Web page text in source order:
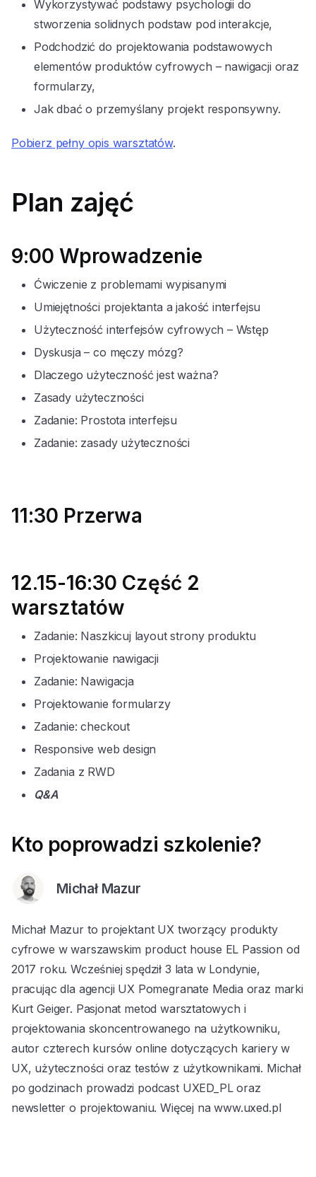
Wykorzystywać podstawy psychologii do
stworzenia solidnych podstaw pod interakcje,
Podchodzić do projektowania podstawowych
elementów produktów cyfrowych – nawigacji oraz
formularzy,
Jak dbać o przemyślany projekt responsywny.
Pobierz pełny opis warsztatów.
Plan zajęć
9:00 Wprowadzenie
Ćwiczenie z problemami wypisanymi
Umiejętności projektanta a jakość interfejsu
Użyteczność interfejsów cyfrowych – Wstęp
Dyskusja – co męczy mózg?
Dlaczego użyteczność jest ważna?
Zasady użyteczności
Zadanie: Prostota interfejsu
Zadanie: zasady użyteczności
11:30 Przerwa
12.15-16:30 Część 2
warsztatów
Zadanie: Naszkicuj layout strony produktu
Projektowanie nawigacji
Zadanie: Nawigacja
Projektowanie formularzy
Zadanie: checkout
Responsive web design
Zadania z RWD
Q&A
Kto poprowadzi szkolenie?
Michał Mazur
Michał Mazur to projektant UX tworzący produkty
cyfrowe w warszawskim product house EL Passion od
2017 roku. Wcześniej spędził 3 lata w Londynie,
pracując dla agencji UX Pomegranate Media oraz marki
Kurt Geiger. Pasjonat metod warsztatowych i
projektowania skoncentrowanego na użytkowniku,
autor czterech kursów online dotyczących kariery w
UX, użyteczności oraz testów z użytkownikami. Michał
po godzinach prowadzi podcast UXED_PL oraz
newsletter o projektowaniu. Więcej na www.uxed.pl